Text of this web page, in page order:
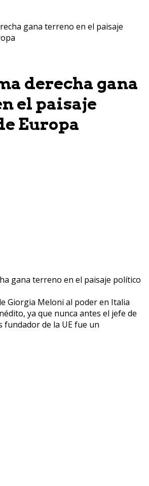
gana terreno en el paisaje
derecha gana
el paisaje
Europa
Giorgia Meloni al poder en Italia
ya que nunca antes el jefe de
fundador de la UE fue un